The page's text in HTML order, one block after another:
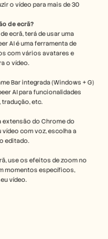
o vídeo para mais de 30
de ecrã?
AI é uma ferramenta de
com vários avatares e
o vídeo.
Bar integrada (Windows + G)
AI para funcionalidades
tradução, etc.
extensão do Chrome do
vídeo com voz, escolha a
editado.
use os efeitos de zoom no
momentos específicos,
vídeo.